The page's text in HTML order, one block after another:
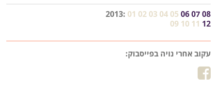
2013: 01 02 03 04 05 06 07 08
09 10 11 12
עקוב אחרי נויה בפייסבוק: